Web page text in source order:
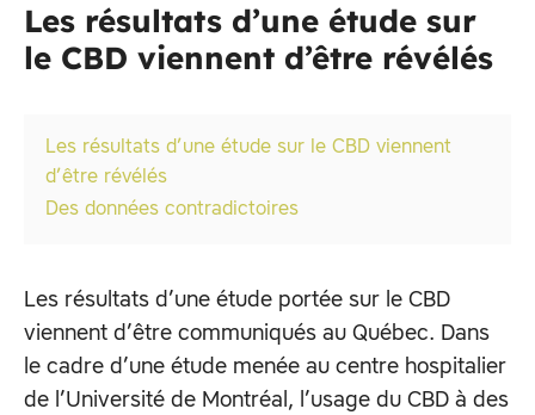
Les résultats d’une étude sur
le CBD viennent d’être révélés
Les résultats d’une étude sur le CBD viennent
d’être révélés
Des données contradictoires
Les résultats d’une étude portée sur le CBD
viennent d’être communiqués au Québec. Dans
le cadre d’une étude menée au centre hospitalier
de l’Université de Montréal, l’usage du CBD à des